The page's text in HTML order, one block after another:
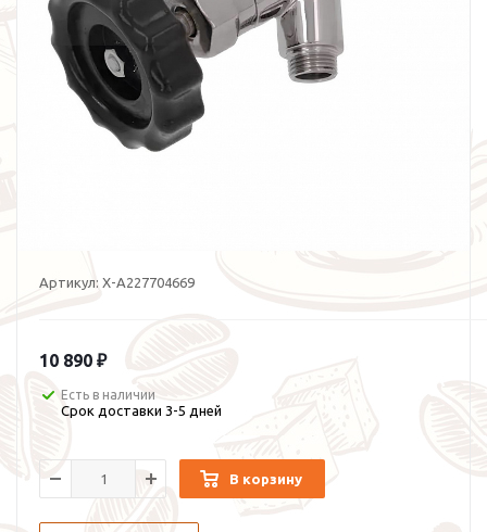
Артикул: X-A227704669
10 890 ₽
Есть в наличии
Срок доставки 3-5 дней
В корзину